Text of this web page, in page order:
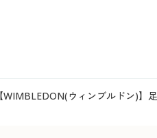
ウィンブルドン)】